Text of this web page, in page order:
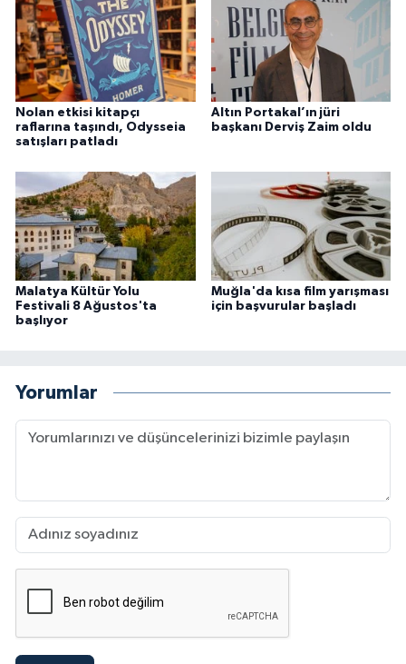
Nolan etkisi kitapçı
raflarına taşındı, Odysseia
satışları patladı
Altın Portakal’ın jüri
başkanı Derviş Zaim oldu
Malatya Kültür Yolu
Festivali 8 Ağustos'ta
başlıyor
Muğla'da kısa film yarışması
için başvurular başladı
Yorumlar